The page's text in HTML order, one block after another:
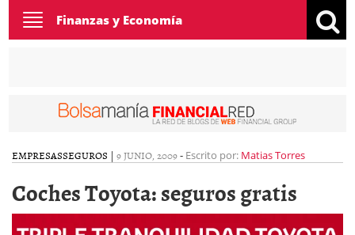
Toggle
navigation
Finanzas y Economía
EMPRESASSEGUROS | 9 JUNIO, 2009- Escrito por: Matias Torres
Coches Toyota: seguros gratis